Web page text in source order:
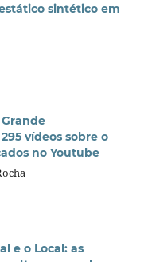
sintético em
vídeos sobre o
no Youtube
e o Local: as